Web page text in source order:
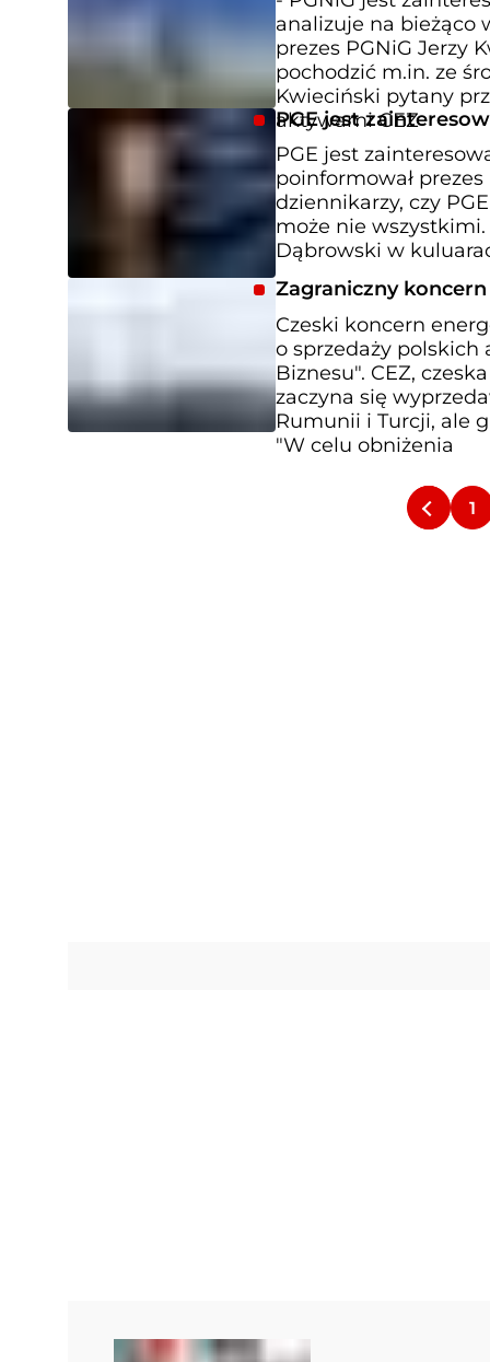
analizuje na bieżąco
prezes PGNiG Jerzy
pochodzić m.in. ze
Kwieciński pytany
aktywami CEZ
PGE jest
PGE jest
poinformował
dziennikarzy, czy
może nie
Dąbrowski w
Zagraniczny
Czeski koncern
o sprzedaży polskich
Biznesu". CEZ,
zaczyna się
Rumunii i Turcji, ale
"W celu obniżenia
1